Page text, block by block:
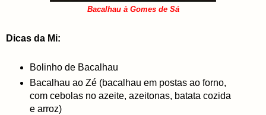
Bacalhau à Gomes de Sá
Dicas da Mi:
Bolinho de Bacalhau
Bacalhau ao Zé (bacalhau em postas ao forno,
com cebolas no azeite, azeitonas, batata cozida
e arroz)